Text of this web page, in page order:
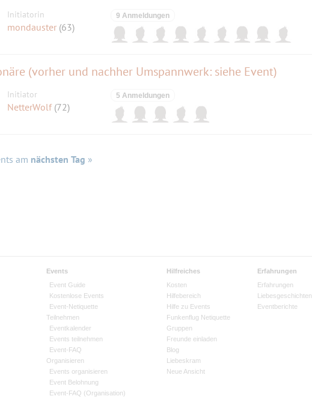
Initiatorin
mondauster (63)
9 Anmeldungen
(vorher und nachher Umspannwerk: siehe Event)
Initiator
NetterWolf (72)
5 Anmeldungen
am nächsten Tag »
Events
Event Guide
Kostenlose Events
Event-Netiquette
Teilnehmen
Eventkalender
Events teilnehmen
Event-FAQ
Organisieren
Events organisieren
Event Belohnung
Event-FAQ (Organisation)
Hilfreiches
Kosten
Hilfebereich
Hilfe zu Events
Funkenflug Netiquette
Gruppen
Freunde einladen
Blog
Liebeskram
Neue Ansicht
Erfahrungen
Erfahrungen
Liebesgeschichten
Eventberichte